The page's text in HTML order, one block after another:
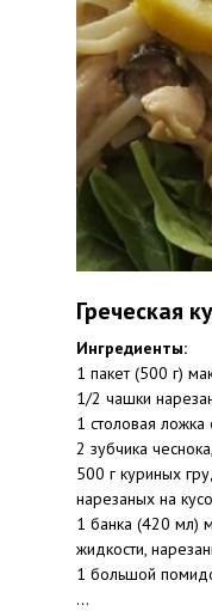
Греческая
Ингредиенты:
1 пакет (500 г)
1/2 чашки
1 столовая ложка
2 зубчика
500 г куриных
нарезаных на
1 банка (420 мл)
жидкости,
1 большой
...